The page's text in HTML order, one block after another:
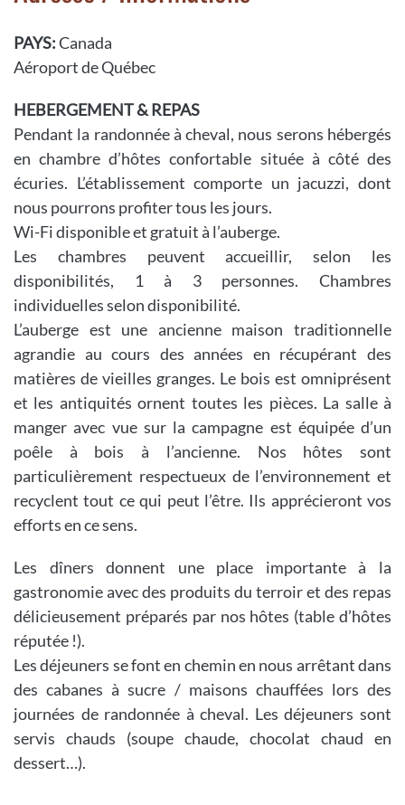
PAYS:Canada
Aéroport de Québec
HEBERGEMENT & REPAS
Pendant la randonnée à cheval, nous serons hébergés
en chambre d’hôtes confortable située à côté des
écuries. L’établissement comporte un jacuzzi, dont
nous pourrons profiter tous les jours.
Wi-Fi disponible et gratuit à l’auberge.
Les chambres peuvent accueillir, selon les
disponibilités, 1 à 3 personnes. Chambres
individuelles selon disponibilité.
L’auberge est une ancienne maison traditionnelle
agrandie au cours des années en récupérant des
matières de vieilles granges. Le bois est omniprésent
et les antiquités ornent toutes les pièces. La salle à
manger avec vue sur la campagne est équipée d’un
poêle à bois à l’ancienne. Nos hôtes sont
particulièrement respectueux de l’environnement et
recyclent tout ce qui peut l’être. Ils apprécieront vos
efforts en ce sens.
Les dîners donnent une place importante à la
gastronomie avec des produits du terroir et des repas
délicieusement préparés par nos hôtes (table d’hôtes
réputée !).
Les déjeuners se font en chemin en nous arrêtant dans
des cabanes à sucre / maisons chauffées lors des
journées de randonnée à cheval. Les déjeuners sont
servis chauds (soupe chaude, chocolat chaud en
dessert…).